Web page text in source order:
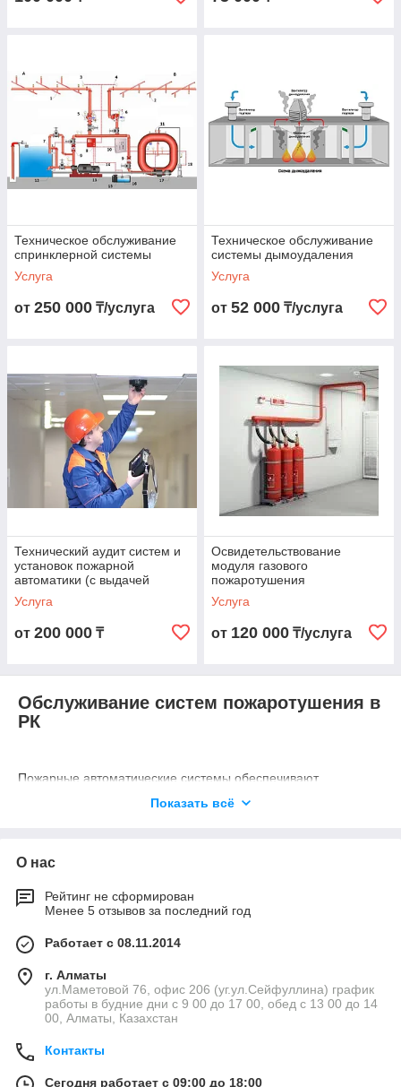
Техническое обслуживание
спринклерной системы
Услуга
от 250 000 ₸/услуга
Техническое обслуживание
системы дымоудаления
Услуга
от 52 000 ₸/услуга
Технический аудит систем и
установок пожарной
автоматики (с выдачей
заключения)
Услуга
от 200 000 ₸
Освидетельствование
модуля газового
пожаротушения
Услуга
от 120 000 ₸/услуга
Обслуживание систем пожаротушения в
РК
Пожарные автоматические системы обеспечивают
разработаны для мгновенного реагирования на пожарные
служб спасения. Однако, как и любая техническая система,
возможным сбоям. В случае неправильного
функционирования или недостаточного обслуживания, они
Техническое обслуживание систем пожарной автоматики —
это процесс, призванный обеспечить надежную и
эффективную работу всех элементов в случае
возникновения пожара. Это не просто обязательное
требование, но и необходимость для сохранения жизней и
имущества. Обслуживание включает в себя проверку и
настройку всех компонентов системы, а также замену
изношенных деталей и обновление программного
Показать всё
О нас
Рейтинг не сформирован
Менее 5 отзывов за последний год
Работает с 08.11.2014
г. Алматы
ул.Маметовой 76, офис 206 (уг.ул.Сейфуллина) график
работы в будние дни с 9 00 до 17 00, обед с 13 00 до 14
00, Алматы, Казахстан
Контакты
Сегодня работает с 09:00 до 18:00